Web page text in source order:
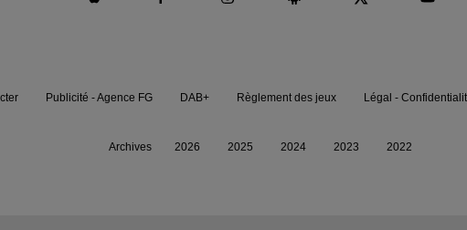
Publicité - Agence FG DAB+ Règlement des jeux Légal -
Archives 2026 2025 2024 2023 2022